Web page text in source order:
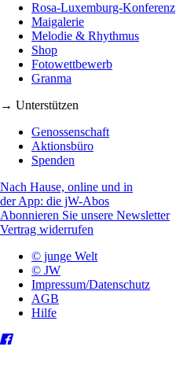
Rosa-Luxemburg-Konferenz
Maigalerie
Melodie & Rhythmus
Shop
Fotowettbewerb
Granma
→ Unterstützen
Genossenschaft
Aktionsbüro
Spenden
Nach Hause, online und in
der App: die jW-Abos
Abonnieren Sie unsere Newsletter
Vertrag widerrufen
© junge Welt
© JW
Impressum/Datenschutz
AGB
Hilfe